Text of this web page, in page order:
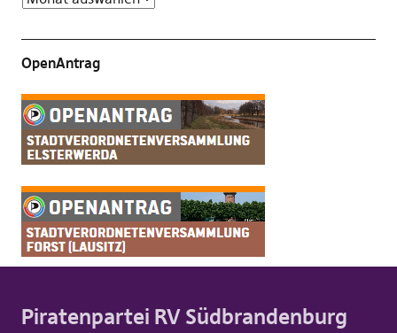
OpenAntrag
Piratenpartei RV Südbrandenburg